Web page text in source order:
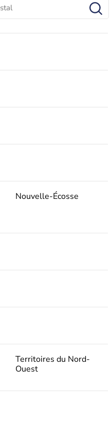
Nouvelle-Écosse
Territoires du Nord-
Ouest